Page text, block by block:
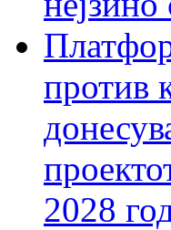
против
2028